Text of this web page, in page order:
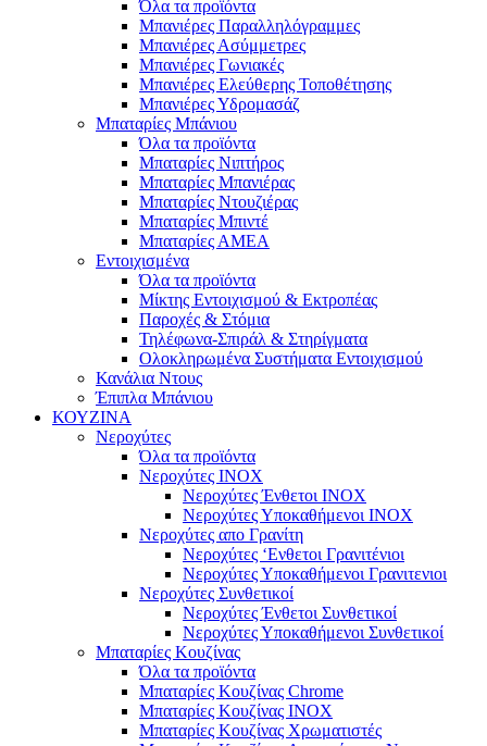
Όλα τα προϊόντα
Μπανιέρες Παραλληλόγραμμες
Μπανιέρες Ασύμμετρες
Μπανιέρες Γωνιακές
Μπανιέρες Ελεύθερης Τοποθέτησης
Μπανιέρες Υδρομασάζ
Μπαταρίες Μπάνιου
Όλα τα προϊόντα
Μπαταρίες Νιπτήρος
Μπαταρίες Μπανιέρας
Μπαταρίες Ντουζιέρας
Μπαταρίες Μπιντέ
Μπαταρίες ΑΜΕΑ
Εντοιχισμένα
Όλα τα προϊόντα
Μίκτης Εντοιχισμού & Εκτροπέας
Παροχές & Στόμια
Τηλέφωνα-Σπιράλ & Στηρίγματα
Ολοκληρωμένα Συστήματα Εντοιχισμού
Κανάλια Ντους
Έπιπλα Μπάνιου
ΚΟΥΖΙΝΑ
Νεροχύτες
Όλα τα προϊόντα
Νεροχύτες ΙΝΟΧ
Νεροχύτες Ένθετοι INOX
Νεροχύτες Υποκαθήμενοι INOX
Νεροχύτες απο Γρανίτη
Νεροχύτες ‘Ενθετοι Γρανιτένιοι
Νεροχύτες Υποκαθήμενοι Γρανιτενιοι
Νεροχύτες Συνθετικοί
Νεροχύτες Ένθετοι Συνθετικοί
Νεροχύτες Υποκαθήμενοι Συνθετικοί
Μπαταρίες Κουζίνας
Όλα τα προϊόντα
Μπαταρίες Κουζίνας Chrome
Μπαταρίες Κουζίνας INOX
Μπαταρίες Κουζίνας Χρωματιστές